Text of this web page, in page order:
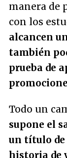
manera de
con los
alcancen
también
prueba de
Todo un
supone el
un título de
historia de